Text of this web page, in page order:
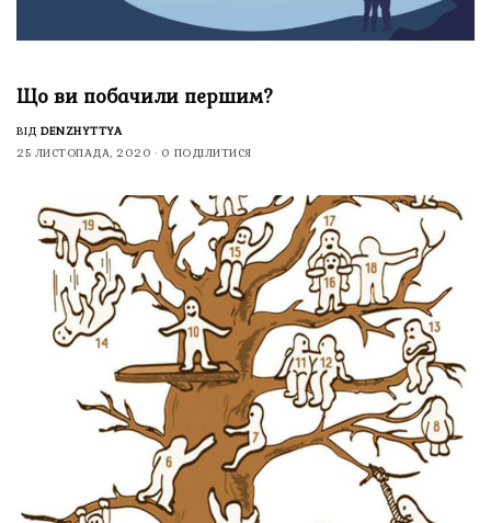
Що ви побачили першим?
ВІД DENZHYTTYA
25 ЛИСТОПАДА, 2020
0 ПОДІЛИТИСЯ